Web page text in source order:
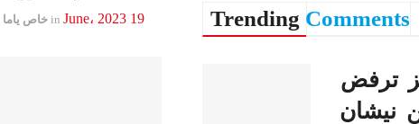
19 June، 2023 inخاص ياما Trending Comments
ترفض
نيشان